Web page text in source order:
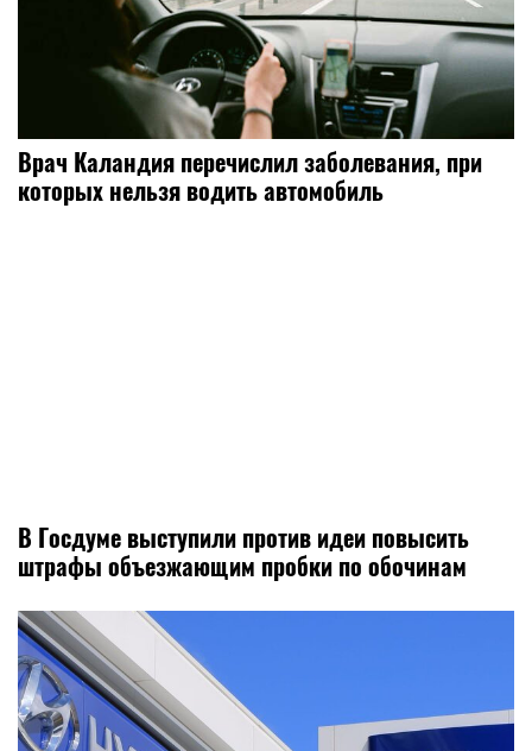
Врач Каландия перечислил заболевания, при
которых нельзя водить автомобиль
В Госдуме выступили против идеи повысить
штрафы объезжающим пробки по обочинам